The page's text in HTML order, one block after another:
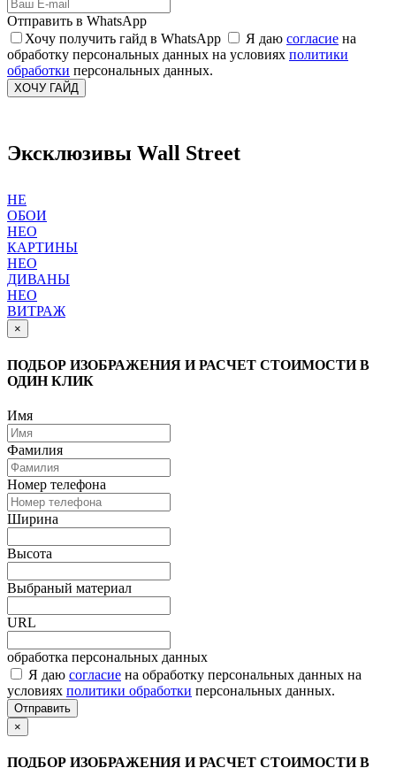
Отправить в WhatsApp
Хочу получить гайд в WhatsApp
Я даю согласие на
обработку персональных данных на условиях политики
обработки персональных данных.
ХОЧУ ГАЙД
Эксклюзивы Wall Street
НЕ
ОБОИ
НЕО
КАРТИНЫ
НЕО
ДИВАНЫ
НЕО
ВИТРАЖ
×
ПОДБОР ИЗОБРАЖЕНИЯ И РАСЧЕТ СТОИМОСТИ В
ОДИН КЛИК
Имя
Фамилия
Номер телефона
Ширина
Высота
Выбраный материал
URL
обработка персональных данных
Я даю согласие на обработку персональных данных на
условиях политики обработки персональных данных.
Отправить
×
ПОДБОР ИЗОБРАЖЕНИЯ И РАСЧЕТ СТОИМОСТИ В